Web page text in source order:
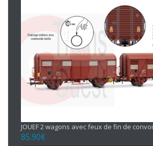
JOUEF 2 wagons avec feux de fin de convoi
85.90€